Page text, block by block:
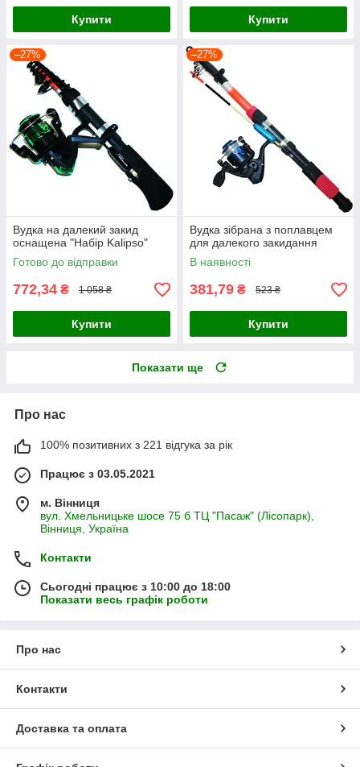
Купити Купити
–27%
Вудка на далекий закид
оснащена "Набір Kalipso"
Готово до відправки
772,34 ₴ 1 058 ₴
Купити
–27%
Вудка зібрана з поплавцем
для далекого закидання
В наявності
381,79 ₴ 523 ₴
Купити
Показати ще
Про нас
100% позитивних з 221 відгука за рік
Працює з 03.05.2021
м. Вінниця
вул. Хмельницьке шосе 75 б ТЦ "Пасаж" (Лісопарк),
Вінниця, Україна
Контакти
Сьогодні працює з 10:00 до 18:00
Показати весь графік роботи
Про нас
Контакти
Доставка та оплата